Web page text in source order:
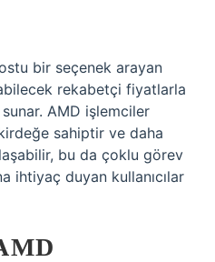
bir seçenek arayan
rekabetçi fiyatlarla
AMD işlemciler
sahiptir ve daha
bu da çoklu görev
ihtiyaç duyan kullanıcılar